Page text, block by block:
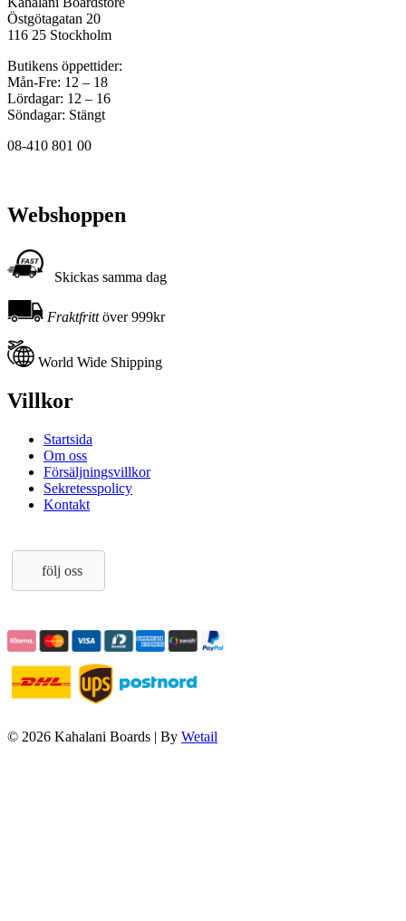
Östgötagatan 20
116 25 Stockholm
Butikens öppettider:
Mån-Fre: 12 – 18
Lördagar: 12 – 16
Söndagar: Stängt
08-410 801 00
Webshoppen
Skickas samma dag
Fraktfrittöver 999kr
World Wide Shipping
Villkor
Startsida
Om oss
Försäljningsvillkor
Sekretesspolicy
Kontakt
följ oss
© 2026 Kahalani Boards | By Wetail